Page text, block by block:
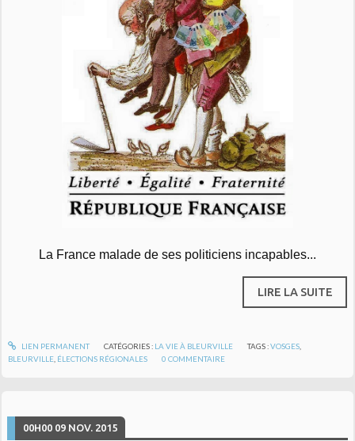
La France malade de ses politiciens incapables...
LIRE LA SUITE
LIEN PERMANENT CATÉGORIES : LA VIE À BLEURVILLE TAGS :VOSGES
BLEURVILLE ÉLECTIONS RÉGIONALES 0 COMMENTAIRE
00H00 09 NOV. 2015